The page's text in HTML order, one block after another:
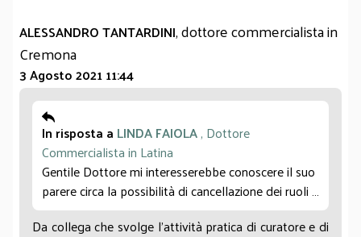
ALESSANDRO TANTARDINI, dottore commercialista in
Cremona
3 Agosto 2021 11:44
In risposta a LINDA FAIOLA, Dottore
Commercialista in Latina
Gentile Dottore mi interesserebbe conoscere il suo
parere circa la possibilità di cancellazione dei ruoli ,
emessi nel periodo 2000/2010 per soggetti
sottoposti a procedure concorsuali .
Da collega che svolge l'attività pratica di curatore e di